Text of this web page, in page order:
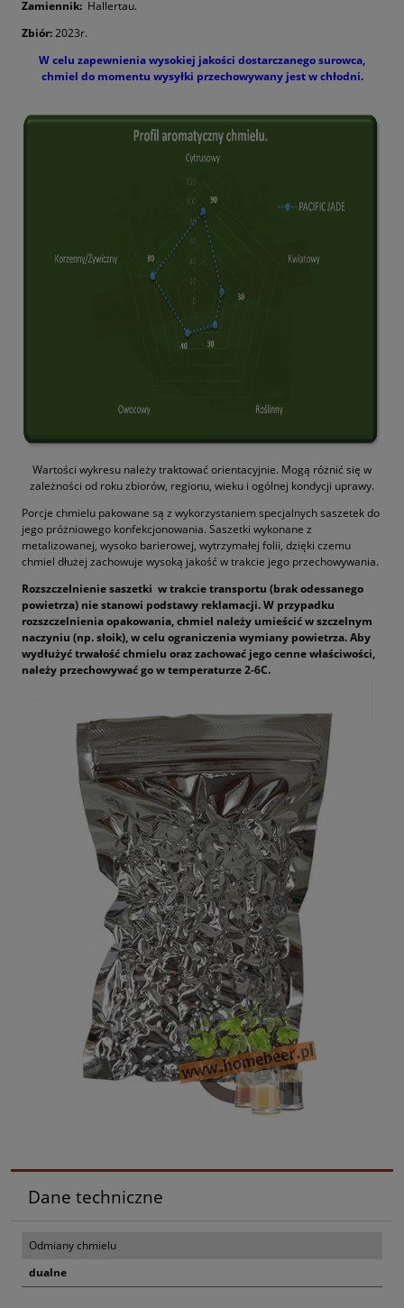
Zamiennik: Hallertau.
Zbiór:2023r.
W celu zapewnienia wysokiej jakości dostarczanego surowca,
chmiel do momentu wysyłki przechowywany jest w chłodni.
Wartości wykresu należy traktować orientacyjnie. Mogą różnić się w
zależności od roku zbiorów, regionu, wieku i ogólnej kondycji uprawy.
Porcje chmielu pakowane są z wykorzystaniem specjalnych saszetek do
jego próżniowego konfekcjonowania. Saszetki wykonane z
metalizowanej, wysoko barierowej, wytrzymałej folii, dzięki czemu
chmiel dłużej zachowuje wysoką jakość w trakcie jego przechowywania.
Rozszczelnienie saszetki w trakcie transportu (brak odessanego
powietrza) nie stanowi podstawy reklamacji. W przypadku
rozszczelnienia opakowania, chmiel należy umieścić w szczelnym
naczyniu (np. słoik), w celu ograniczenia wymiany powietrza. Aby
wydłużyć trwałość chmielu oraz zachować jego cenne właściwości,
należy przechowywać go w temperaturze 2-6C.
Dane techniczne
Odmiany chmielu
dualne